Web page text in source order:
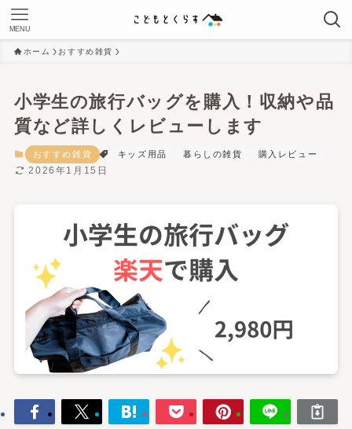
MENU
ホーム おすすめ雑貨
小学生の旅行バッグを購入！収納や品
質など詳しくレビューします
おすすめ雑貨 キッズ用品 暮らしの雑貨 購入レビュー
2026年1月15日